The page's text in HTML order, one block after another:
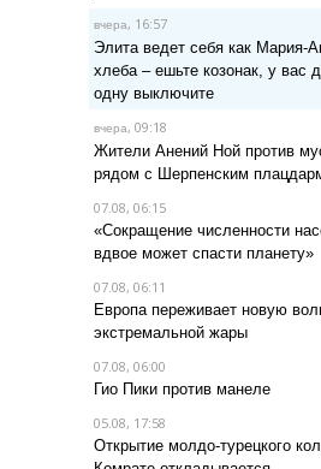
вчера, 16:57
Элита ведет себя как Мария-
хлеба – ешьте козонак, у вас
одну выключите
вчера, 09:18
Жители Анений Ной против
рядом с Шерпенским
07.08, 06:15
«Сокращение численности
вдвое может спасти планету»
07.08, 06:11
Европа переживает новую
экстремальной жары
07.08, 06:00
Гио Пики против манеле
05.08, 17:58
Открытие молдо-турецкого